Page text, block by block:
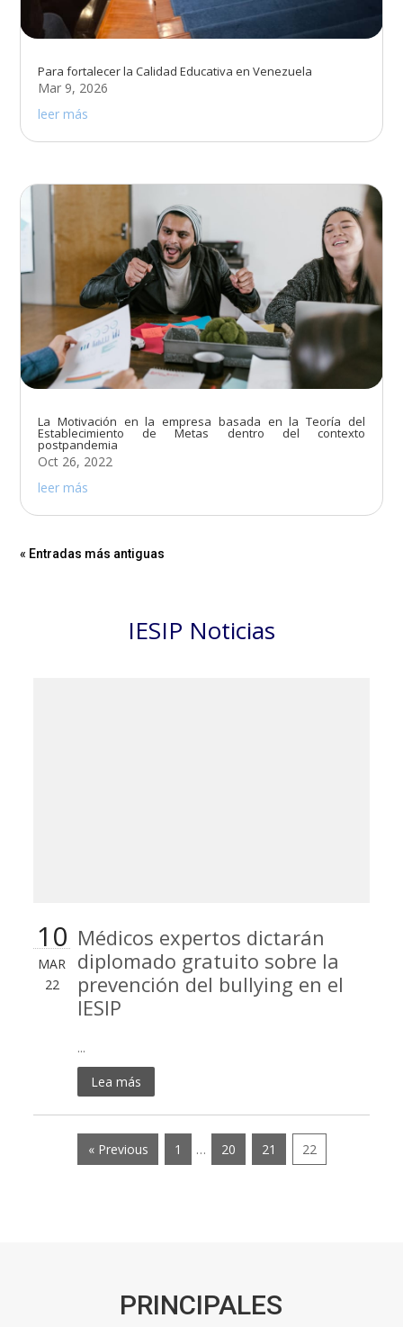
Para fortalecer la Calidad Educativa en Venezuela
Mar 9, 2026
leer más
La Motivación en la empresa basada en la Teoría del
Establecimiento de Metas dentro del contexto
postpandemia
Oct 26, 2022
leer más
« Entradas más antiguas
IESIP Noticias
10
MAR
22
Médicos expertos dictarán
diplomado gratuito sobre la
prevención del bullying en el
IESIP
...
Lea más
« Previous 1 … 20 21 22
PRINCIPALES